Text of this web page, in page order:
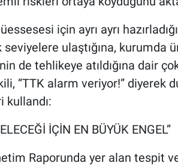
için ayrı ayrı
seviyelere ulaştığına,
de tehlikeye atıldığına dair
“TTK alarm veriyor!” diyerek
kullandı:
İÇİN EN BÜYÜK ENGEL”
Raporunda yer alan tespit